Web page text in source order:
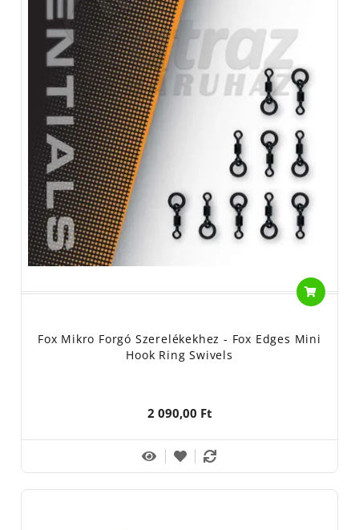
Fox Mikro Forgó Szerelékekhez - Fox Edges Mini
Hook Ring Swivels
2 090,00 Ft